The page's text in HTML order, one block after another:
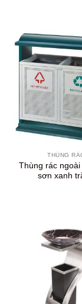
THÙNG
Thùng rác
sơn xanh